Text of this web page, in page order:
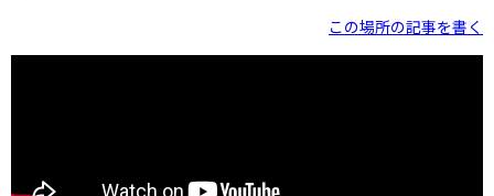
この場所の記事を書く